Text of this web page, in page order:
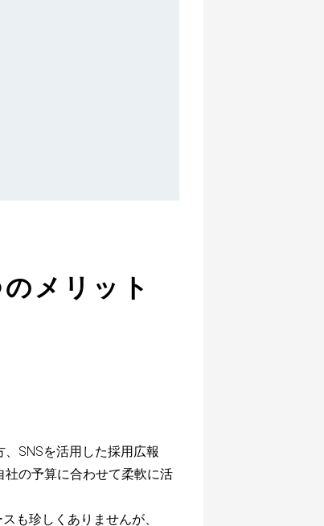
メリット
SNSを活用した採用広報
の予算に合わせて柔軟に活
も珍しくありませんが、